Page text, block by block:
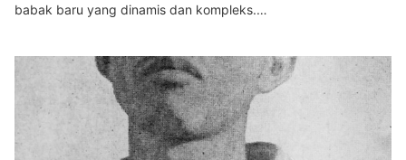
babak baru yang dinamis dan kompleks.…